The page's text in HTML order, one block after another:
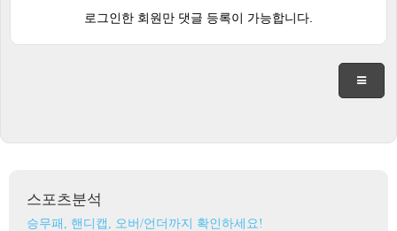
로그인한 회원만 댓글 등록이 가능합니다.
스포츠분석
승무패, 핸디캡, 오버/언더까지 확인하세요!